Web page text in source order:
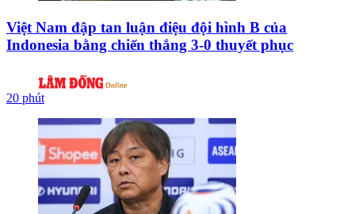
Việt Nam đập tan luận điệu đội hình B của
Indonesia bằng chiến thắng 3-0 thuyết phục
20 phút